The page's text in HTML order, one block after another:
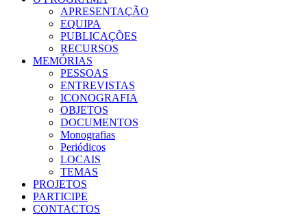
APRESENTAÇÃO
EQUIPA
PUBLICAÇÕES
RECURSOS
MEMÓRIAS
PESSOAS
ENTREVISTAS
ICONOGRAFIA
OBJETOS
DOCUMENTOS
Monografias
Periódicos
LOCAIS
TEMAS
PROJETOS
PARTICIPE
CONTACTOS